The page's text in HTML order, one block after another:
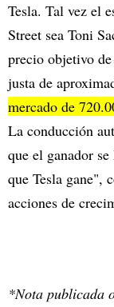
Tesla. Tal vez el
Street sea Toni
precio objetivo
justa de
mercado de
La conducción
que el ganador
que Tesla gane",
acciones de
*Nota publicada